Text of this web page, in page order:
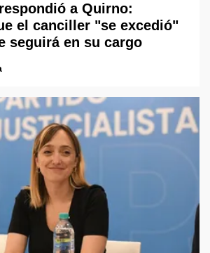
a Quirno:
el canciller "se excedió"
seguirá en su cargo